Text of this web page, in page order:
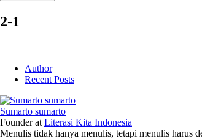
2-1
Author
Recent Posts
Sumarto sumarto
Founderat Literasi Kita Indonesia
Menulis tidak hanya menulis, tetapi menulis harus